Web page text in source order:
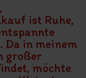
ist Ruhe,
Da in meinem
großer
möchte